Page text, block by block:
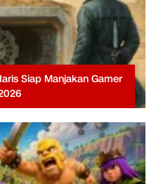
Siap Manjakan Gamer